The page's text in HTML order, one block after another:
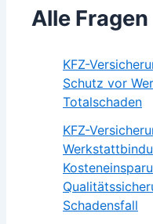
Alle Fragen
KFZ-
Schutz vor
Totalschaden
KFZ-
Schadensfall